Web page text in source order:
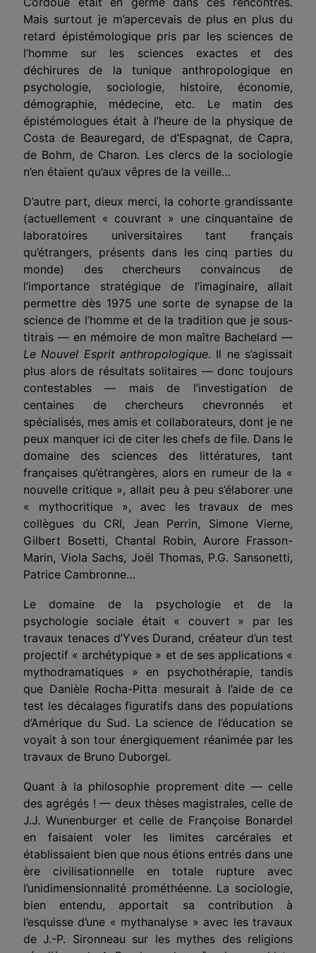
Mais surtout je m’apercevais de plus en plus du
retard épistémologique pris par les sciences de
l’homme sur les sciences exactes et des
déchirures de la tunique anthropologique en
psychologie, sociologie, histoire, économie,
démographie, médecine, etc. Le matin des
épistémologues était à l’heure de la physique de
Costa de Beauregard, de d’Espagnat, de Capra,
de Bohm, de Charon. Les clercs de la sociologie
n’en étaient qu’aux vêpres de la veille…
D’autre part, dieux merci, la cohorte grandissante
(actuellement « couvrant » une cinquantaine de
laboratoires universitaires tant français
qu’étrangers, présents dans les cinq parties du
monde) des chercheurs convaincus de
l’importance stratégique de l’imaginaire, allait
permettre dès 1975 une sorte de synapse de la
science de l’homme et de la tradition que je sous-
titrais — en mémoire de mon maître Bachelard —
Le Nouvel Esprit anthropologique. Il ne s’agissait
plus alors de résultats solitaires — donc toujours
contestables — mais de l’investigation de
centaines de chercheurs chevronnés et
spécialisés, mes amis et collaborateurs, dont je ne
peux manquer ici de citer les chefs de file. Dans le
domaine des sciences des littératures, tant
françaises qu’étrangères, alors en rumeur de la «
nouvelle critique », allait peu à peu s’élaborer une
« mythocritique », avec les travaux de mes
collègues du CRI, Jean Perrin, Simone Vierne,
Gilbert Bosetti, Chantal Robin, Aurore Frasson-
Marin, Viola Sachs, Joël Thomas, P.G. Sansonetti,
Patrice Cambronne…
Le domaine de la psychologie et de la
psychologie sociale était « couvert » par les
travaux tenaces d’Yves Durand, créateur d’un test
projectif « archétypique » et de ses applications «
mythodramatiques » en psychothérapie, tandis
que Danièle Rocha-Pitta mesurait à l’aide de ce
test les décalages figuratifs dans des populations
d’Amérique du Sud. La science de l’éducation se
voyait à son tour énergiquement réanimée par les
travaux de Bruno Duborgel.
Quant à la philosophie proprement dite — celle
des agrégés ! — deux thèses magistrales, celle de
J.J. Wunenburger et celle de Françoise Bonardel
en faisaient voler les limites carcérales et
établissaient bien que nous étions entrés dans une
ère civilisationnelle en totale rupture avec
l’unidimensionnalité prométhéenne. La sociologie,
bien entendu, apportait sa contribution à
l’esquisse d’une « mythanalyse » avec les travaux
de J.-P. Sironneau sur les mythes des religions